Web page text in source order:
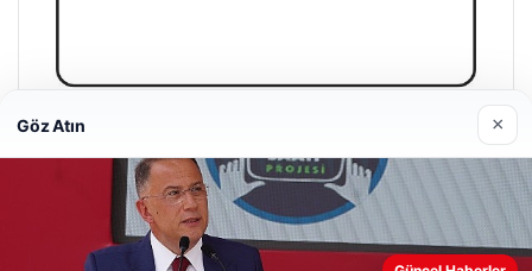
Enes Kaplan Avukatlık Bürosu
Göz Atın ×